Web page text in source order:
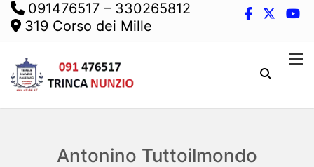
091476517 – 330265812
319 Corso dei Mille
Antonino Tuttoilmondo